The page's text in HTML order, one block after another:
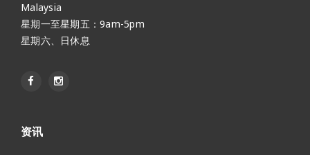
Malaysia
星期一至星期五：9am-5pm
星期六、日休息
资讯